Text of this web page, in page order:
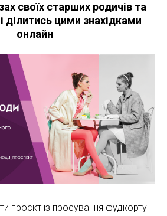
своїх старших родичів та
ділитись цими знахідками
онлайн
проєкт із просування фудкорту